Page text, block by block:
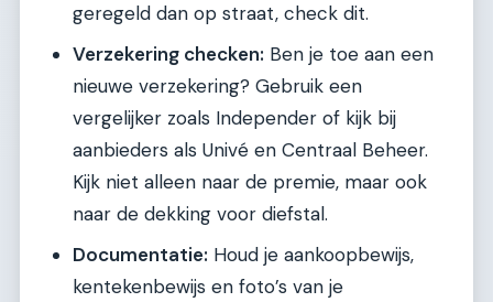
geregeld dan op straat, check dit.
Verzekering checken: Ben je toe aan een
nieuwe verzekering? Gebruik een
vergelijker zoals Independer of kijk bij
aanbieders als Univé en Centraal Beheer.
Kijk niet alleen naar de premie, maar ook
naar de dekking voor diefstal.
Documentatie: Houd je aankoopbewijs,
kentekenbewijs en foto’s van je